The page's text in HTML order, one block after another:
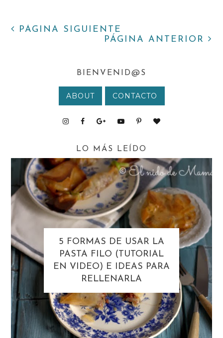
PÁGINA SIGUIENTE
PÁGINA ANTERIOR
BIENVENID@S
ABOUT CONTACTO
LO MÁS LEÍDO
5 FORMAS DE USAR LA
PASTA FILO (TUTORIAL
EN VIDEO) E IDEAS PARA
RELLENARLA